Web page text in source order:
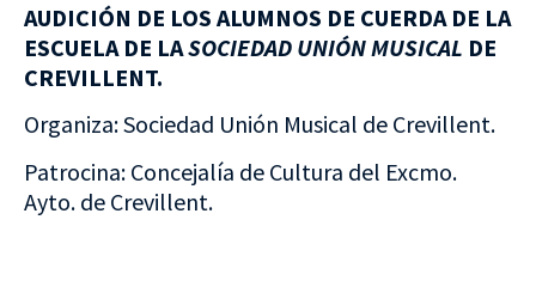
AUDICIÓN DE LOS ALUMNOS DE CUERDA DE LA
ESCUELA DE LASOCIEDAD UNIÓN MUSICAL DE
CREVILLENT.
Organiza: Sociedad Unión Musical de Crevillent.
Patrocina: Concejalía de Cultura del Excmo.
Ayto. de Crevillent.